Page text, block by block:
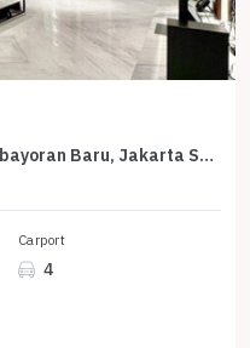
Rumah Prestisius di Kawasan Kebayoran Baru, Jakarta Selatan, LB 1206m², Harga 85 Miliar
Carport
4